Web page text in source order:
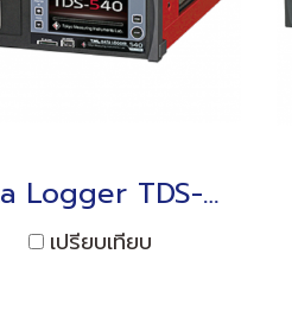
Data Logger TDS-540 Interface: LAN/USB/RS-232C
เปรียบเทียบ